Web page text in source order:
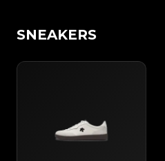
SNEAKERS